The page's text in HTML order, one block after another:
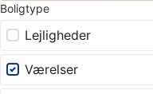
Boligtype
Lejligheder
Værelser